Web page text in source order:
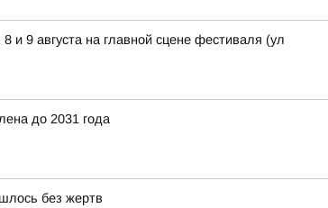
и 9 августа на главной сцене фестиваля (ул
до 2031 года
без жертв